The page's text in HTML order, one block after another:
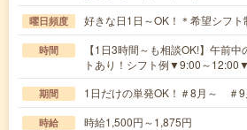
曜日頻度 好きな日1日～OK！＊希望シフト
時間
【1日3時間～も相談OK!】午前
トあり！シフト例▼9:00～
期間 1日だけの単発OK！＃8月～ ＃9
時給 時給1,500円～1,875円